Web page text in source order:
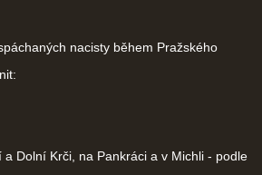
nacisty během Pražského
a Dolní Krči, na Pankráci a v Michli - podle